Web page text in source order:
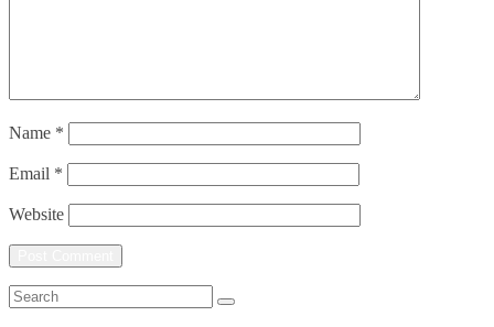
Name *
Email *
Website